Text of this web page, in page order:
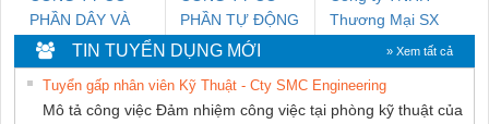
PHẦN DÂY VÀ
CÁP ĐIỆN
THƯỢNG ĐÌNH
PHẦN TỰ ĐỘNG
TIẾN HƯNG
Thương Mại SX
TIN TUYỂN DỤNG MỚI » Xem tất cả
Tuyển gấp nhân viên Kỹ Thuật - Cty SMC Engineering
Mô tả công việc Đảm nhiệm công việc tại phòng kỹ thuật của